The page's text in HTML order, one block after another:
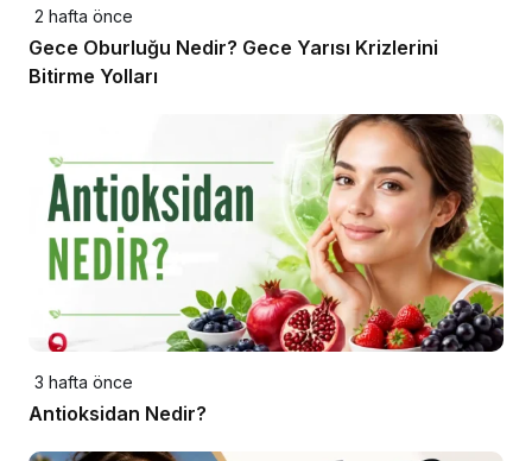
2 hafta önce
Gece Oburluğu Nedir? Gece Yarısı Krizlerini
Bitirme Yolları
3 hafta önce
Antioksidan Nedir?